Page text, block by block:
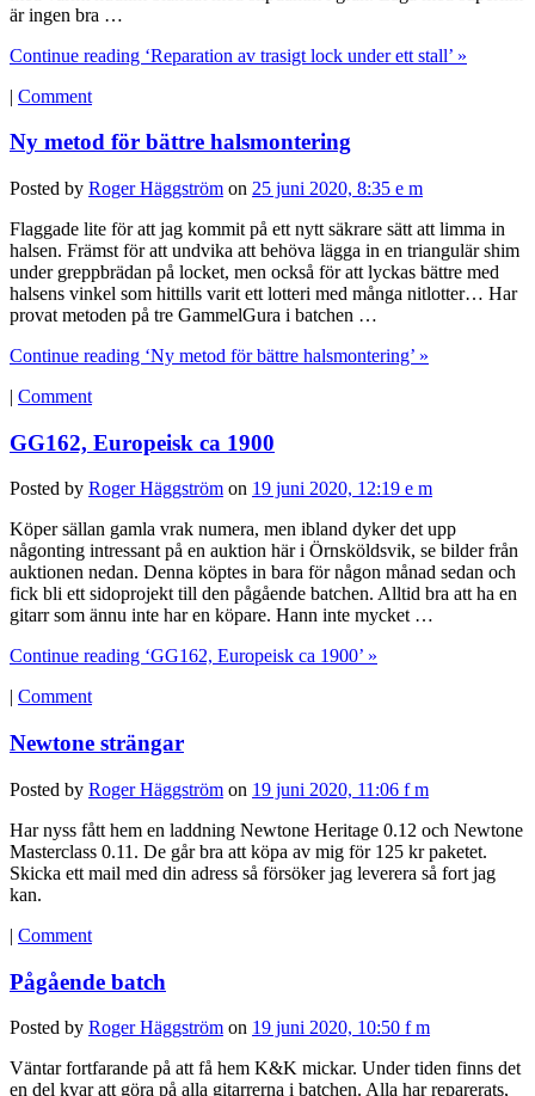
är ingen bra …
Continue reading ‘Reparation av trasigt lock under ett stall’ »
| Comment
Ny metod för bättre halsmontering
Posted by Roger Häggström on 25 juni 2020, 8:35 e m
Flaggade lite för att jag kommit på ett nytt säkrare sätt att limma in
halsen. Främst för att undvika att behöva lägga in en triangulär shim
under greppbrädan på locket, men också för att lyckas bättre med
halsens vinkel som hittills varit ett lotteri med många nitlotter… Har
provat metoden på tre GammelGura i batchen …
Continue reading ‘Ny metod för bättre halsmontering’ »
| Comment
GG162, Europeisk ca 1900
Posted by Roger Häggström on 19 juni 2020, 12:19 e m
Köper sällan gamla vrak numera, men ibland dyker det upp
någonting intressant på en auktion här i Örnsköldsvik, se bilder från
auktionen nedan. Denna köptes in bara för någon månad sedan och
fick bli ett sidoprojekt till den pågående batchen. Alltid bra att ha en
gitarr som ännu inte har en köpare. Hann inte mycket …
Continue reading ‘GG162, Europeisk ca 1900’ »
| Comment
Newtone strängar
Posted by Roger Häggström on 19 juni 2020, 11:06 f m
Har nyss fått hem en laddning Newtone Heritage 0.12 och Newtone
Masterclass 0.11. De går bra att köpa av mig för 125 kr paketet.
Skicka ett mail med din adress så försöker jag leverera så fort jag
kan.
| Comment
Pågående batch
Posted by Roger Häggström on 19 juni 2020, 10:50 f m
Väntar fortfarande på att få hem K&K mickar. Under tiden finns det
en del kvar att göra på alla gitarrerna i batchen. Alla har reparerats,